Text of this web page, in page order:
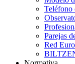
Teléfono
Parejas
Red